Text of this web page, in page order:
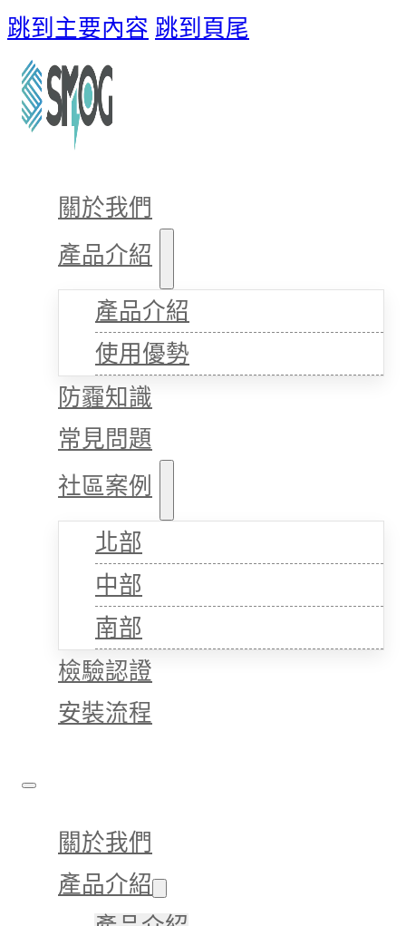
跳到主要內容 跳到頁尾
關於我們
產品介紹
產品介紹
使用優勢
防霾知識
常見問題
社區案例
北部
中部
南部
檢驗認證
安裝流程
關於我們
產品介紹